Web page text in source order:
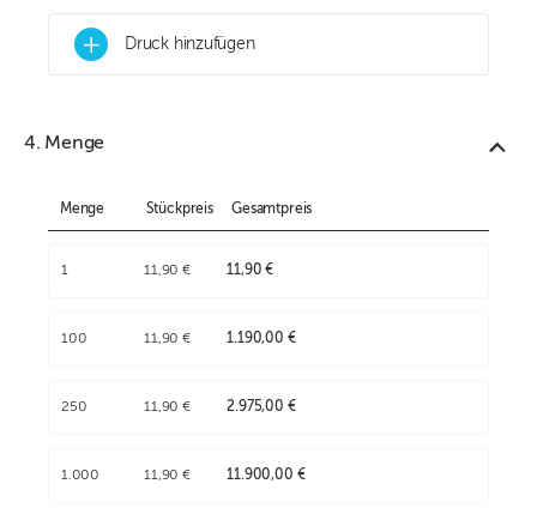
+ Druck hinzufügen
4. Menge
Menge Stückpreis Gesamtpreis
1 11,90 € 11,90 €
100 11,90 € 1.190,00 €
250 11,90 € 2.975,00 €
1.000 11,90 € 11.900,00 €